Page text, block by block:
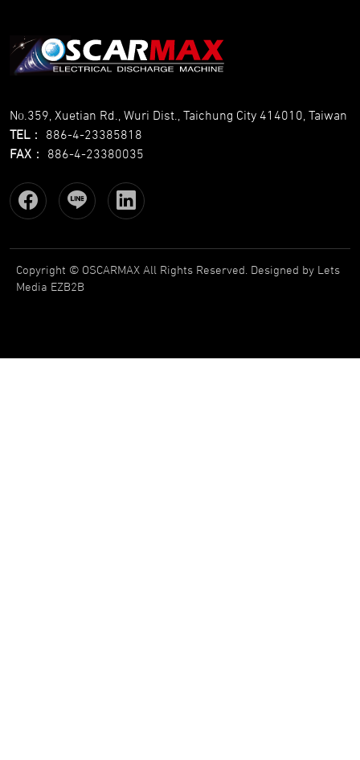
No.359, Xuetian Rd., Wuri Dist., Taichung City 414010, Taiwan
TEL
： 886-4-23385818
FAX ： 886-4-23380035
Copyright © OSCARMAX All Rights Reserved. Designed by Lets
Media EZB2B